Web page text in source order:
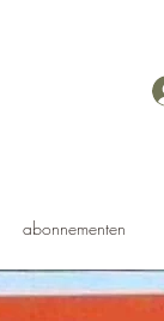
abonnementen